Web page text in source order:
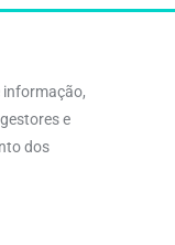
informação,
e
dos